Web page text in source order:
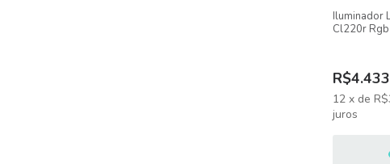
Iluminador
Cl220r
12 x de
juros